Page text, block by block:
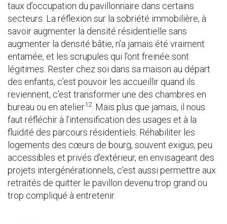
taux d’occupation du pavillonnaire dans certains
secteurs. La réflexion sur la sobriété immobilière, à
savoir augmenter la densité résidentielle sans
augmenter la densité bâtie, n’a jamais été vraiment
entamée, et les scrupules qui l’ont freinée sont
légitimes. Rester chez soi dans sa maison au départ
des enfants, c’est pouvoir les accueillir quand ils
reviennent, c’est transformer une des chambres en
bureau ou en atelier12. Mais plus que jamais, il nous
faut réfléchir à l’intensification des usages et à la
fluidité des parcours résidentiels. Réhabiliter les
logements des cœurs de bourg, souvent exigus, peu
accessibles et privés d’extérieur, en envisageant des
projets intergénérationnels, c’est aussi permettre aux
retraités de quitter le pavillon devenu trop grand ou
trop compliqué à entretenir.